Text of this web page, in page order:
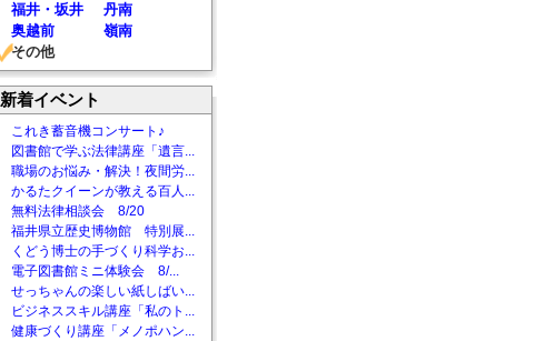
福井・坂井
丹南
奥越前
嶺南
その他
新着イベント
これき蓄音機コンサート♪
図書館で学ぶ法律講座「遺言...
職場のお悩み・解決！夜間労...
かるたクイーンが教える百人...
無料法律相談会 8/20
福井県立歴史博物館 特別展...
くどう博士の手づくり科学お...
電子図書館ミニ体験会 8/...
せっちゃんの楽しい紙しばい...
ビジネススキル講座「私のト...
健康づくり講座「メノポハン...